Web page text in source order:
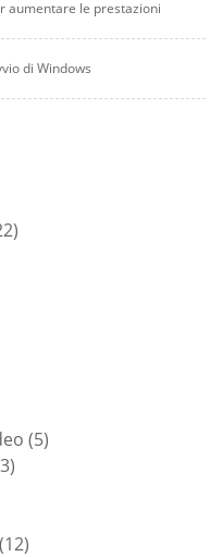
aumentare le prestazioni
di Windows
22
55
13
1212